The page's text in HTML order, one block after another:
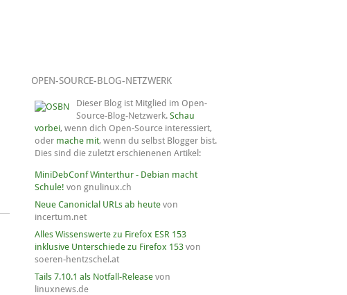
OPEN-SOURCE-BLOG-NETZWERK
Dieser Blog ist Mitglied im Open-
Source-Blog-Netzwerk.Schau
vorbei, wenn dich Open-Source interessiert,
oder mache mit, wenn du selbst Blogger bist.
Dies sind die zuletzt erschienenen Artikel:
MiniDebConf Winterthur - Debian macht
Schule! von gnulinux.ch
Neue Canoniclal URLs ab heute von
incertum.net
Alles Wissenswerte zu Firefox ESR 153
inklusive Unterschiede zu Firefox 153 von
soeren-hentzschel.at
Tails 7.10.1 als Notfall-Release von
linuxnews.de